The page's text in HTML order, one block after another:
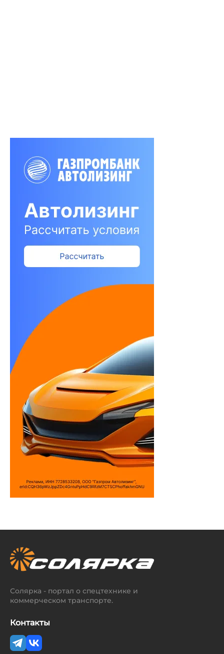
Солярка - портал о спецтехнике и
коммерческом транспорте.
Контакты